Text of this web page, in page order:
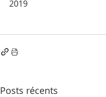
2019
Posts récents